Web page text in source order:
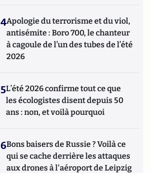
4Apologie du terrorisme et du viol,
antisémite : Boro 700, le chanteur
à cagoule de l’un des tubes de l’été
2026
5L’été 2026 confirme tout ce que
les écologistes disent depuis 50
ans : non, et voilà pourquoi
6Bons baisers de Russie ? Voilà ce
qui se cache derrière les attaques
aux drones à l'aéroport de Leipzig